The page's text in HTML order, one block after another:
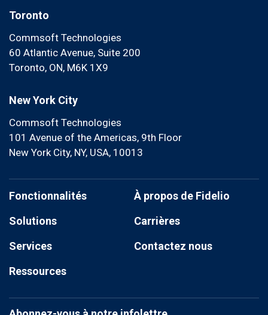
Toronto
Commsoft Technologies
60 Atlantic Avenue, Suite 200
Toronto, ON, M6K 1X9
New York City
Commsoft Technologies
101 Avenue of the Americas, 9th Floor
New York City, NY, USA, 10013
Fonctionnalités
Solutions
Services
Ressources
À propos de Fidelio
Carrières
Contactez nous